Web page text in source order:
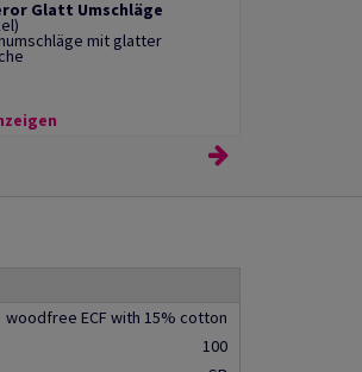
Glatt Umschläge
mit glatter
woodfree ECF with 15% cotton
100